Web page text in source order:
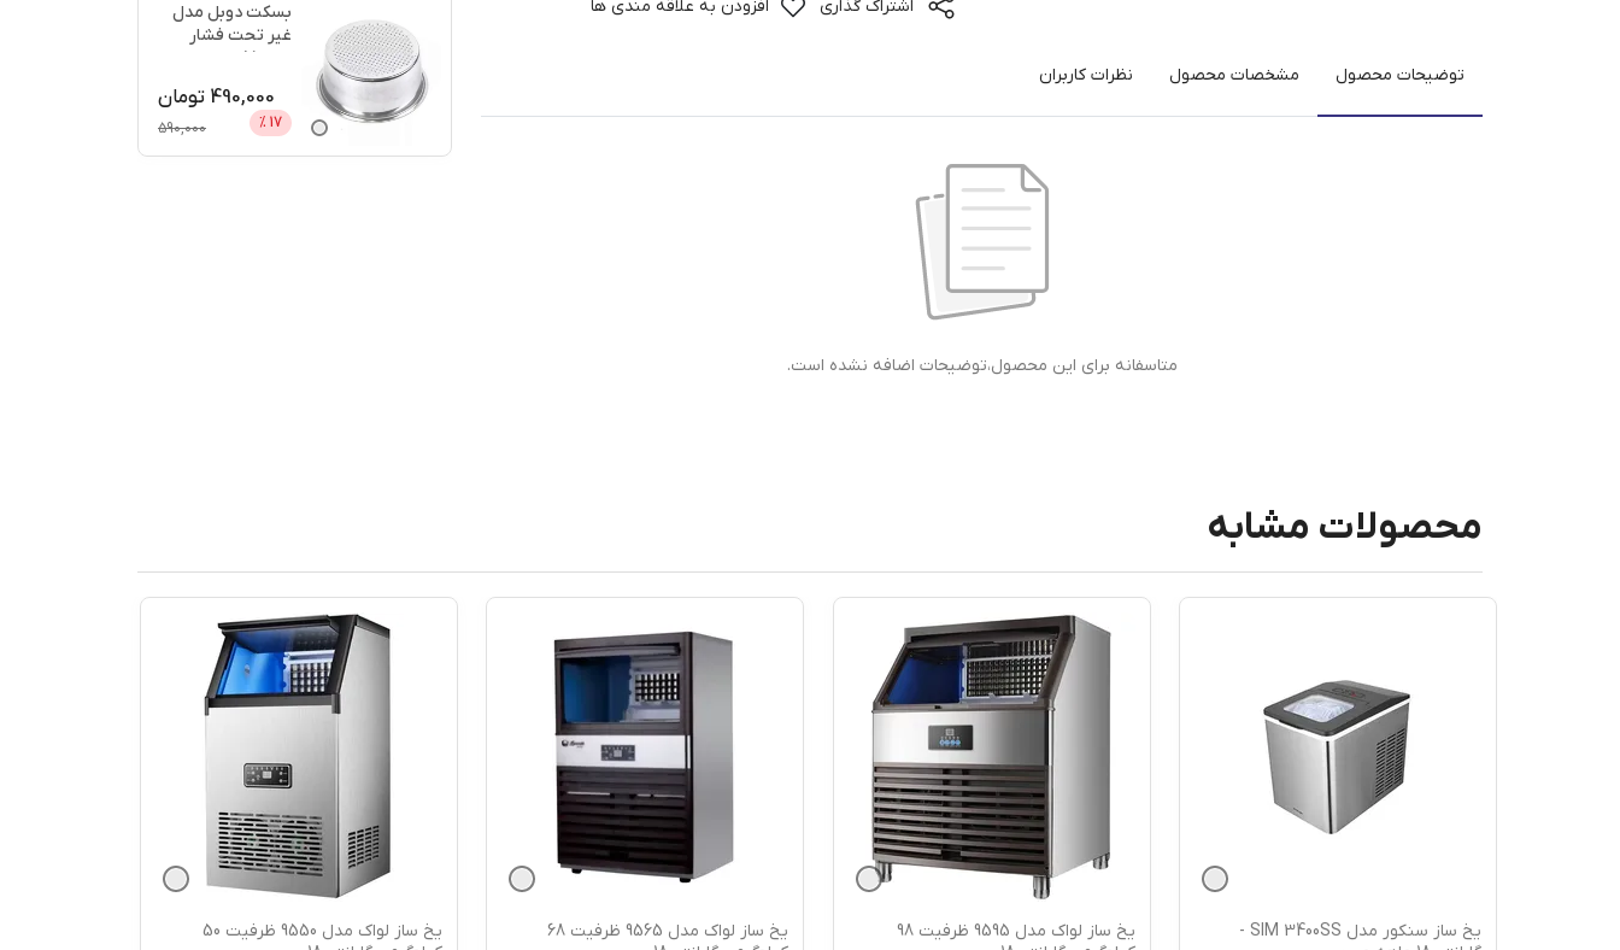
اشتراک گذاری افزودن به علاقه مندی ها
توضیحات محصول مشخصات محصول نظرات کاربران
متاسفانه برای این محصول،توضیحات اضافه نشده است.
بسکت دوبل مدل
غیر تحت فشار
490,000 تومان
17
%
590,000
محصولات مشابه
یخ ساز سنکور مدل SIM 3400SS -
یخ ساز لواک مدل 9595 ظرفیت 98
یخ ساز لواک مدل 9565 ظرفیت 68
یخ ساز لواک مدل 9550 ظرفیت 50